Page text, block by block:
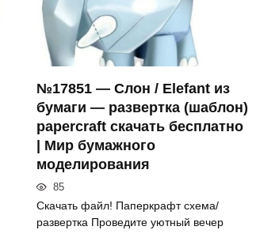
№17851 — Слон / Elefant из
бумаги — развертка (шаблон)
papercraft скачать бесплатно
| Мир бумажного
моделирования
85
Скачать файл! Паперкрафт схема/
развертка Проведите уютный вечер